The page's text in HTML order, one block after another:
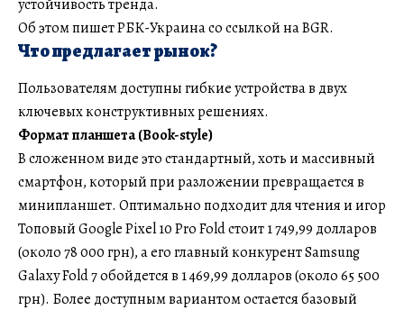
устойчивость тренда.
Об этом пишет РБК-Украина со ссылкой на BGR.
Что предлагает рынок?
Пользователям доступны гибкие устройства в двух
ключевых конструктивных решениях.
Формат планшета (Book-style)
В сложенном виде это стандартный, хоть и массивный
смартфон, который при разложении превращается в
минипланшет. Оптимально подходит для чтения и игор
Топовый Google Pixel 10 Pro Fold стоит 1 749,99 долларов
(около 78 000 грн), а его главный конкурент Samsung
Galaxy Fold 7 обойдется в 1 469,99 долларов (около 65 500
грн). Более доступным вариантом остается базовый